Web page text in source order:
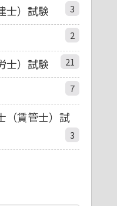
士）試験 3
2
士）試験 21
7
（賃管士）試
3